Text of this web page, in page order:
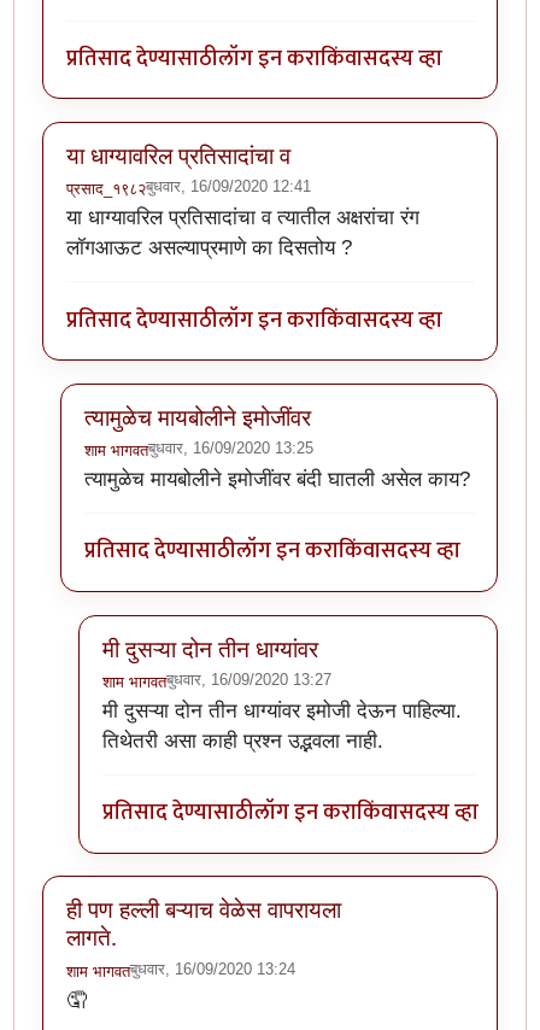
प्रतिसाद देण्यासाठीलॉग इन कराकिंवासदस्य व्हा
या धाग्यावरिल प्रतिसादांचा व
प्रसाद_१९८२बुधवार, 16/09/2020 12:41
या धाग्यावरिल प्रतिसादांचा व त्यातील अक्षरांचा रंग
लॉगआऊट असल्याप्रमाणे का दिसतोय ?
प्रतिसाद देण्यासाठीलॉग इन कराकिंवासदस्य व्हा
त्यामुळेच मायबोलीने इमोजींवर
शाम भागवतबुधवार, 16/09/2020 13:25
In reply toया धाग्यावरिल प्रतिसादांचा वbyप्रसाद_१९८२
त्यामुळेच मायबोलीने इमोजींवर बंदी घातली असेल काय?
प्रतिसाद देण्यासाठीलॉग इन कराकिंवासदस्य व्हा
मी दुसऱ्या दोन तीन धाग्यांवर
शाम भागवतबुधवार, 16/09/2020 13:27
In reply toत्यामुळेच मायबोलीने इमोजींवरbyशाम भागवत
मी दुसऱ्या दोन तीन धाग्यांवर इमोजी देऊन पाहिल्या.
तिथेतरी असा काही प्रश्न उद्भवला नाही.
प्रतिसाद देण्यासाठीलॉग इन कराकिंवासदस्य व्हा
ही पण हल्ली बऱ्याच वेळेस वापरायला
लागते.
शाम भागवतबुधवार, 16/09/2020 13:24
🤦